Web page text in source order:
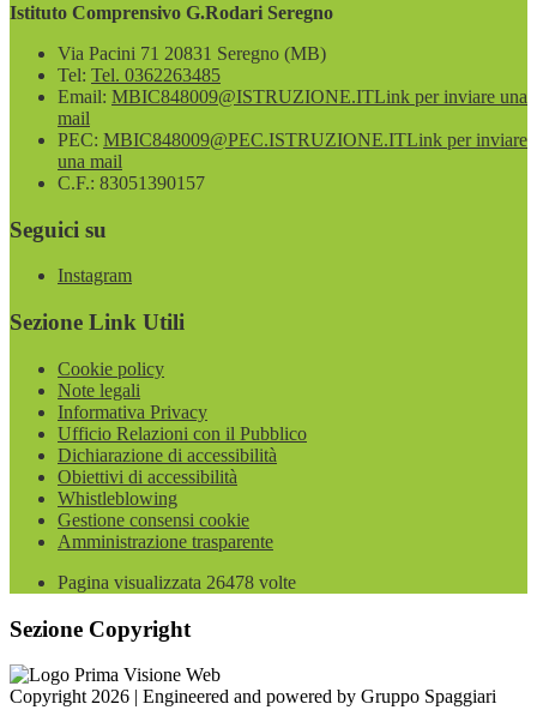
Istituto Comprensivo G.Rodari Seregno
Via Pacini 71 20831 Seregno (MB)
Tel: Tel. 0362263485
Email: MBIC848009@ISTRUZIONE.ITLink per inviare una
mail
PEC: MBIC848009@PEC.ISTRUZIONE.ITLink per inviare
una mail
C.F.: 83051390157
Seguici su
Instagram
Sezione Link Utili
Cookie policy
Note legali
Informativa Privacy
Ufficio Relazioni con il Pubblico
Dichiarazione di accessibilità
Obiettivi di accessibilità
Whistleblowing
Gestione consensi cookie
Amministrazione trasparente
Pagina visualizzata 26478 volte
Sezione Copyright
Copyright 2026 | Engineered and powered by Gruppo Spaggiari